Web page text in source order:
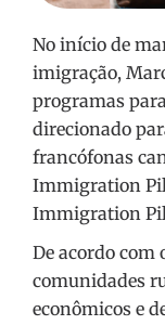
No início de
imigração,
programas
direcionado
francófonas
Immigration
Immigration
De acordo
comunidades
econômicos e